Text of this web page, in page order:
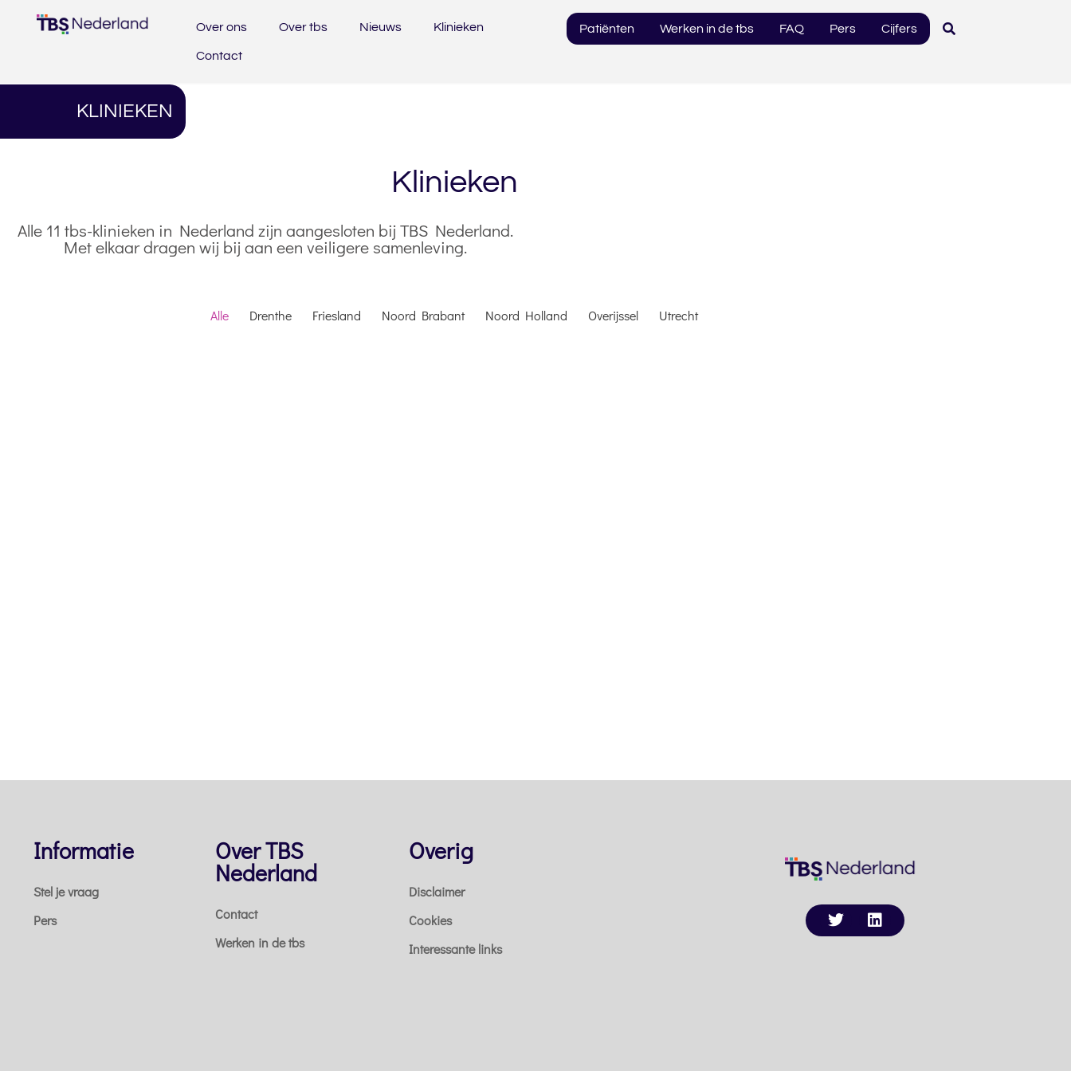
Over ons Over tbs Nieuws Klinieken
Contact
Patiënten Werken in de tbs FAQ Pers Cijfers
KLINIEKEN
Klinieken
Alle 11 tbs-klinieken in Nederland zijn aangesloten bij TBS Nederland.
Met elkaar dragen wij bij aan een veiligere samenleving.
Alle Drenthe Friesland Noord Brabant Noord Holland Overijssel Utrecht
Informatie
Stel je vraag
Pers
Over TBS
Nederland
Contact
Werken in de tbs
Overig
Disclaimer
Cookies
Interessante links